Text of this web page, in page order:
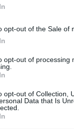
opt-out of the Sale of
opt-out of processing
opt-out of Collection,
Data that Is
protothema.gr
στο